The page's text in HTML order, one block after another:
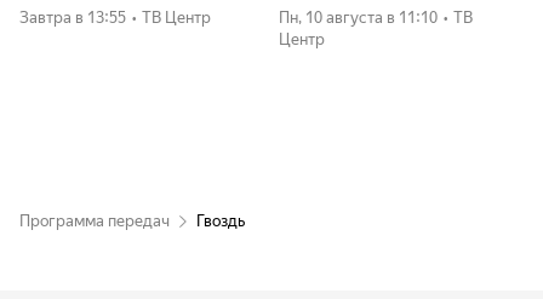
Завтра в 13:55 • ТВ Центр пн, 10 августа в 11:10 • ТВ
Центр
Программа передач Гвоздь